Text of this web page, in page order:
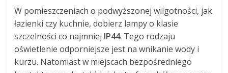
W pomieszczeniach o podwyższonej wilgotności, jak
łazienki czy kuchnie, dobierz lampy o klasie
szczelności co najmniej IP44. Tego rodzaju
oświetlenie odporniejsze jest na wnikanie wody i
kurzu. Natomiast w miejscach bezpośredniego